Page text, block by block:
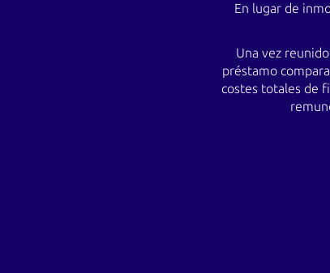
En lugar de
Una vez
préstamo
costes totales de